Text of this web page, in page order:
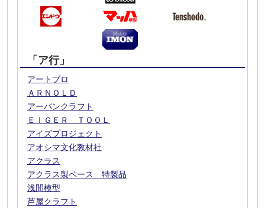
「ア行」
アートプロ
ＡＲＮＯＬＤ
アーバンクラフト
ＥＩＧＥＲ ＴＯＯＬ
アイズプロジェクト
アオシマ文化教材社
アクラス
アクラス製ベース 特製品
浅間模型
芦屋クラフト